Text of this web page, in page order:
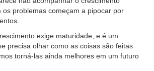
os problemas começam a pipocar por
exige maturidade, e é um
precisa olhar como as coisas são feitas
torná-las ainda melhores em um futuro